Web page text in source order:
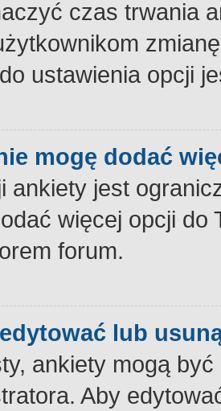
czas trwania
ustawienia opcji
mogę dodać
ankiety jest
więcej opcji
forum.
lub
ankiety mogą
Aby